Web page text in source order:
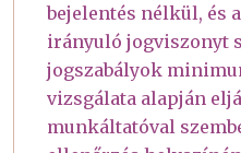
bejelentés nélkül, és
irányuló jogviszonyt
jogszabályok
vizsgálata alapján
munkáltatóval